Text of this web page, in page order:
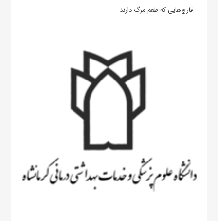
قارچ‌هایی که طعم مرگ دارند